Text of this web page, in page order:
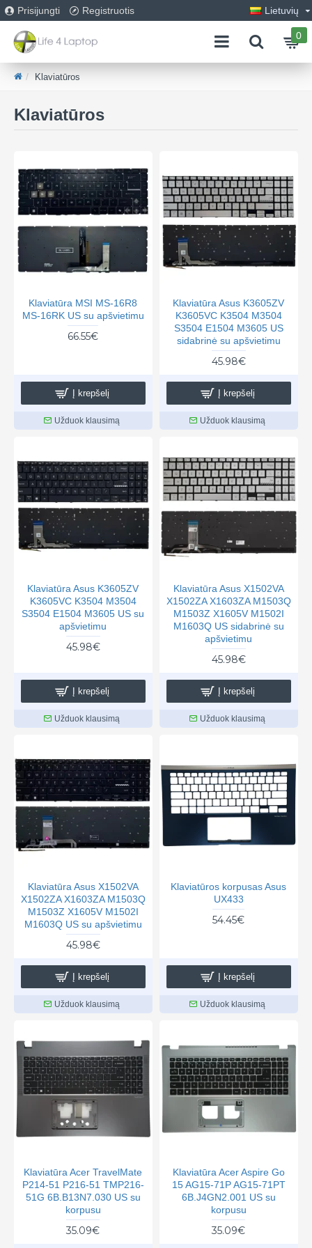
Prisijungti Registruotis Lietuvių
0
Klaviatūros
Klaviatūros
Klaviatūra MSI MS-16R8
MS-16RK US su apšvietimu
66.55€
Į krepšelį
Užduok klausimą
Klaviatūra Asus K3605ZV
K3605VC K3504 M3504
S3504 E1504 M3605 US
sidabrinė su apšvietimu
45.98€
Į krepšelį
Užduok klausimą
Klaviatūra Asus K3605ZV
K3605VC K3504 M3504
S3504 E1504 M3605 US su
apšvietimu
45.98€
Į krepšelį
Užduok klausimą
Klaviatūra Asus X1502VA
X1502ZA X1603ZA M1503Q
M1503Z X1605V M1502I
M1603Q US sidabrinė su
apšvietimu
45.98€
Į krepšelį
Užduok klausimą
Klaviatūra Asus X1502VA
X1502ZA X1603ZA M1503Q
M1503Z X1605V M1502I
M1603Q US su apšvietimu
45.98€
Į krepšelį
Užduok klausimą
Klaviatūros korpusas Asus
UX433
54.45€
Į krepšelį
Užduok klausimą
Klaviatūra Acer TravelMate
P214-51 P216-51 TMP216-
51G 6B.B13N7.030 US su
korpusu
35.09€
Klaviatūra Acer Aspire Go
15 AG15-71P AG15-71PT
6B.J4GN2.001 US su
korpusu
35.09€